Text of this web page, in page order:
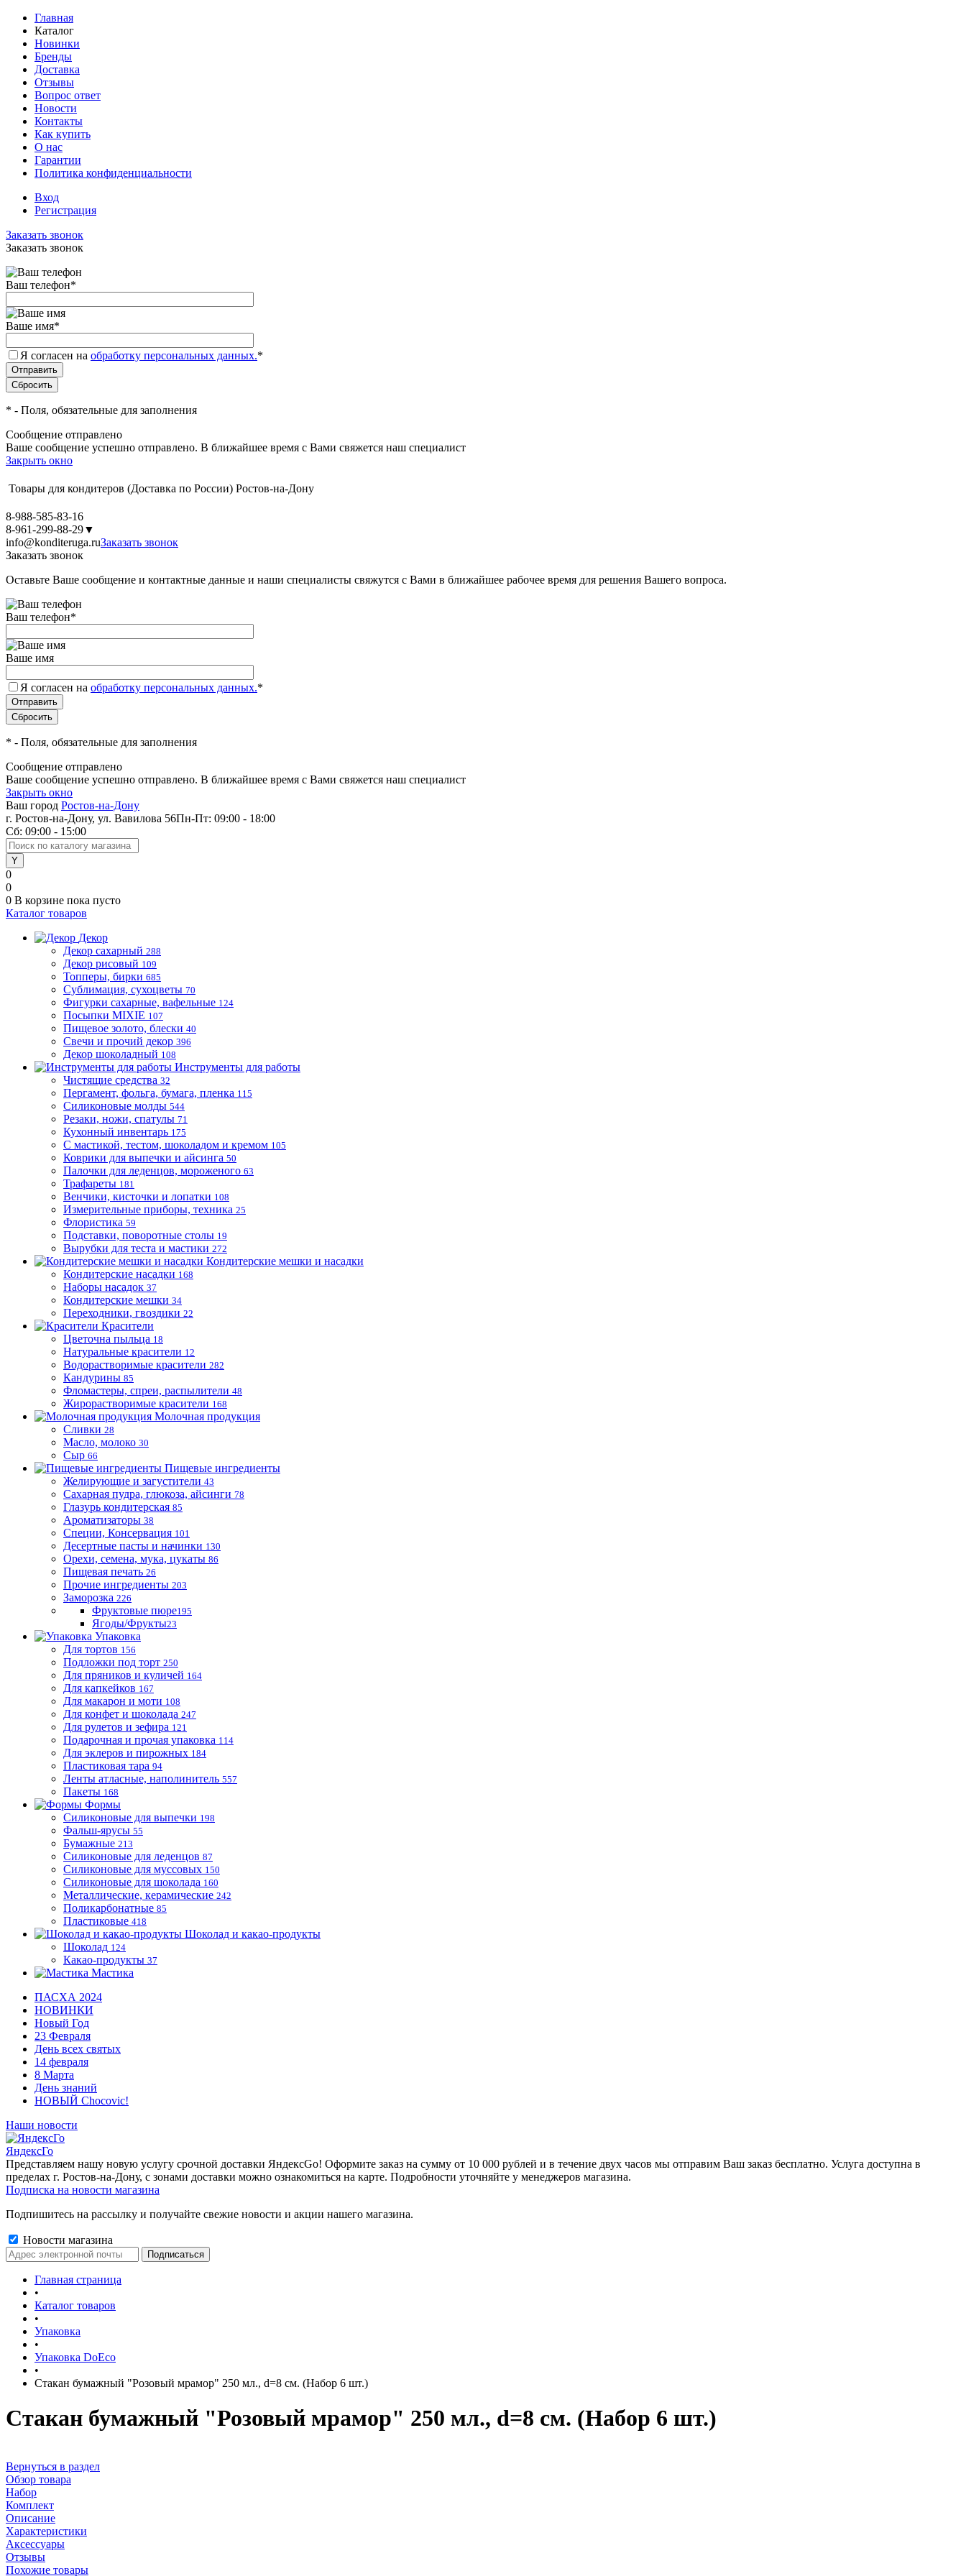
Главная
Каталог
Новинки
Бренды
Доставка
Отзывы
Вопрос ответ
Новости
Контакты
Как купить
О нас
Гарантии
Политика конфиденциальности
Вход
Регистрация
Заказать звонок
Заказать звонок
Ваш телефон*
Ваше имя*
Я согласен на обработку персональных данных.*
* - Поля, обязательные для заполнения
Сообщение отправлено
Ваше сообщение успешно отправлено. В ближайшее время с Вами свяжется наш специалист
Закрыть окно
Товары для кондитеров (Доставка по России) Ростов-на-Дону
8-988-585-83-16
8-961-299-88-29▼
info@konditeruga.ruЗаказать звонок
Заказать звонок
Оставьте Ваше сообщение и контактные данные и наши специалисты свяжутся с Вами в ближайшее рабочее время для решения Вашего вопроса.
Ваш телефон*
Ваше имя
Я согласен на обработку персональных данных.*
* - Поля, обязательные для заполнения
Сообщение отправлено
Ваше сообщение успешно отправлено. В ближайшее время с Вами свяжется наш специалист
Закрыть окно
Ваш город Ростов-на-Дону
г. Ростов-на-Дону, ул. Вавилова 56Пн-Пт: 09:00 - 18:00
Сб: 09:00 - 15:00
0
0
0 В корзине пока пусто
Каталог товаров
Декор
Декор сахарный 288
Декор рисовый 109
Топперы, бирки 685
Сублимация, сухоцветы 70
Фигурки сахарные, вафельные 124
Посыпки MIXIE 107
Пищевое золото, блески 40
Свечи и прочий декор 396
Декор шоколадный 108
Инструменты для работы
Чистящие средства 32
Пергамент, фольга, бумага, пленка 115
Силиконовые молды 544
Резаки, ножи, спатулы 71
Кухонный инвентарь 175
С мастикой, тестом, шоколадом и кремом 105
Коврики для выпечки и айсинга 50
Палочки для леденцов, мороженого 63
Трафареты 181
Венчики, кисточки и лопатки 108
Измерительные приборы, техника 25
Флористика 59
Подставки, поворотные столы 19
Вырубки для теста и мастики 272
Кондитерские мешки и насадки
Кондитерские насадки 168
Наборы насадок 37
Кондитерские мешки 34
Переходники, гвоздики 22
Красители
Цветочна пыльца 18
Натуральные красители 12
Водорастворимые красители 282
Кандурины 85
Фломастеры, спреи, распылители 48
Жирорастворимые красители 168
Молочная продукция
Сливки 28
Масло, молоко 30
Сыр 66
Пищевые ингредиенты
Желирующие и загустители 43
Сахарная пудра, глюкоза, айсинги 78
Глазурь кондитерская 85
Ароматизаторы 38
Специи, Консервация 101
Десертные пасты и начинки 130
Орехи, семена, мука, цукаты 86
Пищевая печать 26
Прочие ингредиенты 203
Заморозка 226
Фруктовые пюре195
Ягоды/Фрукты23
Упаковка
Для тортов 156
Подложки под торт 250
Для пряников и куличей 164
Для капкейков 167
Для макарон и моти 108
Для конфет и шоколада 247
Для рулетов и зефира 121
Подарочная и прочая упаковка 114
Для эклеров и пирожных 184
Пластиковая тара 94
Ленты атласные, наполинитель 557
Пакеты 168
Формы
Силиконовые для выпечки 198
Фальш-ярусы 55
Бумажные 213
Силиконовые для леденцов 87
Силиконовые для муссовых 150
Силиконовые для шоколада 160
Металлические, керамические 242
Поликарбонатные 85
Пластиковые 418
Шоколад и какао-продукты
Шоколад 124
Какао-продукты 37
Мастика
ПАСХА 2024
НОВИНКИ
Новый Год
23 Февраля
День всех святых
14 февраля
8 Марта
День знаний
НОВЫЙ Chocovic!
Наши новости
ЯндексГо
Представляем нашу новую услугу срочной доставки ЯндексGo! Оформите заказ на сумму от 10 000 рублей и в течение двух часов мы отправим Ваш заказ бесплатно. Услуга доступна в
пределах г. Ростов-на-Дону, с зонами доставки можно ознакомиться на карте. Подробности уточняйте у менеджеров магазина.
Подписка на новости магазина
Подпишитесь на рассылку и получайте свежие новости и акции нашего магазина.
Новости магазина
Главная страница
•
Каталог товаров
•
Упаковка
•
Упаковка DoEco
•
Стакан бумажный "Розовый мрамор" 250 мл., d=8 см. (Набор 6 шт.)
Стакан бумажный "Розовый мрамор" 250 мл., d=8 см. (Набор 6 шт.)
Вернуться в раздел
Обзор товара
Набор
Комплект
Описание
Характеристики
Аксессуары
Отзывы
Похожие товары